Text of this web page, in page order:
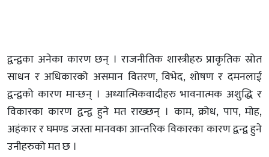
द्वन्द्वका अनेका कारण छन् । राजनीतिक शास्त्रीहरु प्राकृतिक स्रोत
साधन र अधिकारको असमान वितरण, विभेद, शोषण र दमनलाई
द्वन्द्वको कारण मान्छन् । अध्यात्मिकवादीहरु भावनात्मक अशुद्धि र
विकारका कारण द्वन्द्व हुने मत राख्छन् । काम, क्रोध, पाप, मोह,
अहंकार र घमण्ड जस्ता मानवका आन्तरिक विकारका कारण द्वन्द्व हुने
उनीहरुको मत छ ।